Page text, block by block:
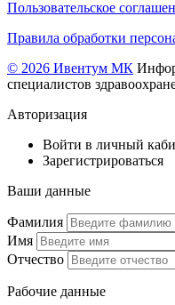
Пользовательское
Правила обработки
© 2026 Ивентум МК
специалистов
Авторизация
Войти в личный
Зарегистрироваться
Ваши данные
Фамилия
Имя
Отчество
Рабочие данные